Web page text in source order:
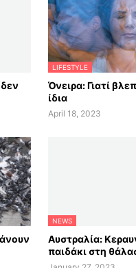
LIFESTYLE
Όνειρα: Γιατί
ίδια
April 18, 2023
NEWS
Αυστραλία:
παιδάκι στη